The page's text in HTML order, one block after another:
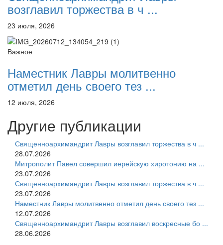
возглавил торжества в ч ...
23 июля, 2026
Важное
Наместник Лавры молитвенно
отметил день своего тез ...
12 июля, 2026
Другие публикации
Священноархимандрит Лавры возглавил торжества в ч ...
28.07.2026
Митрополит Павел совершил иерейскую хиротонию на ...
23.07.2026
Священноархимандрит Лавры возглавил торжества в ч ...
23.07.2026
Наместник Лавры молитвенно отметил день своего тез ...
12.07.2026
Священноархимандрит Лавры возглавил воскресные бо ...
28.06.2026